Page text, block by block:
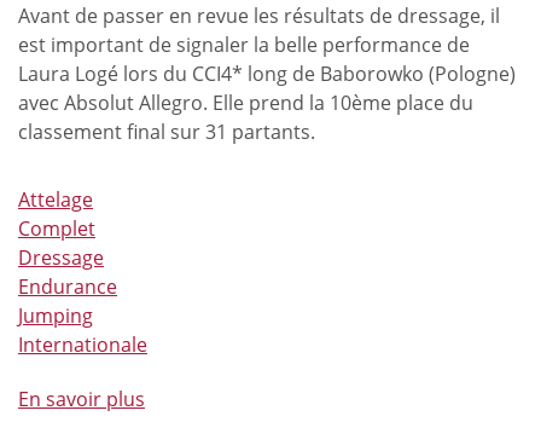
Avant de passer en revue les résultats de dressage, il
est important de signaler la belle performance de
Laura Logé lors du CCI4* long de Baborowko (Pologne)
avec Absolut Allegro. Elle prend la 10ème place du
classement final sur 31 partants.
Attelage
Complet
Dressage
Endurance
Jumping
Internationale
En savoir plus